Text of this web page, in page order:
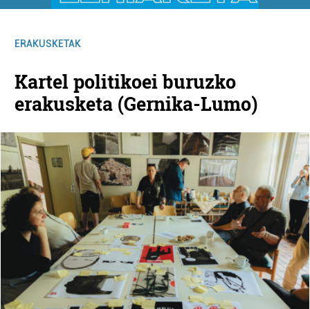
ERAKUSKETAK
Kartel politikoei buruzko
erakusketa (Gernika-Lumo)